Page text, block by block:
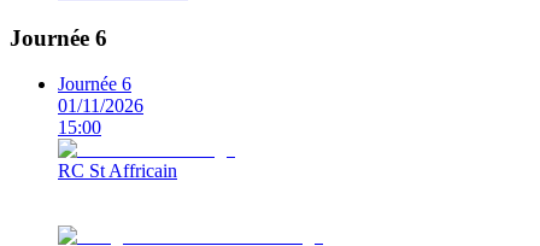
Journée 6
Journée 6
01/11/2026
15:00
RC St Affricain